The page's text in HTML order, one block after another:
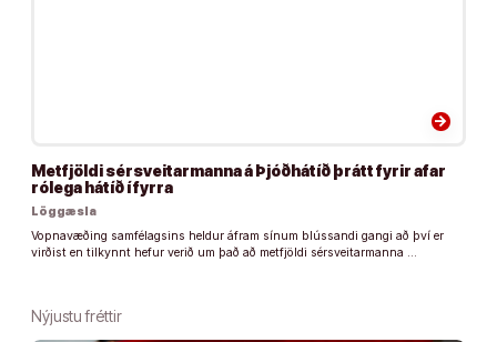
arrow_forward
Metfjöldi sérsveitarmanna á Þjóðhátíð þrátt fyrir afar
rólega hátíð í fyrra
Löggæsla
Vopnavæðing samfélagsins heldur áfram sínum blússandi gangi að því er
virðist en tilkynnt hefur verið um það að metfjöldi sérsveitarmanna …
Nýjustu fréttir